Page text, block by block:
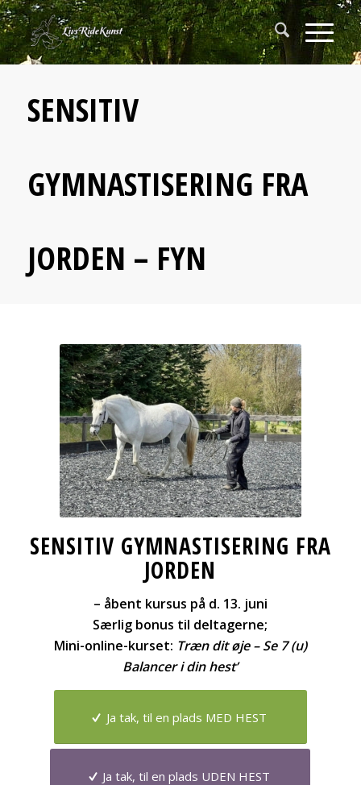
SENSITIV
GYMNASTISERING FRA
JORDEN – FYN
SENSITIV GYMNASTISERING FRA
JORDEN
– åbent kursus på d. 13. juni
Særlig bonus til deltagerne;
Mini-online-kurset: Træn dit øje – Se 7 (u)
Balancer i din hest’
Ja tak, til en plads MED HEST
Ja tak, til en plads UDEN HEST